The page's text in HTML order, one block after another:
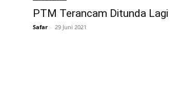
PTM Terancam Ditunda Lagi
Safar - 29 Juni 2021